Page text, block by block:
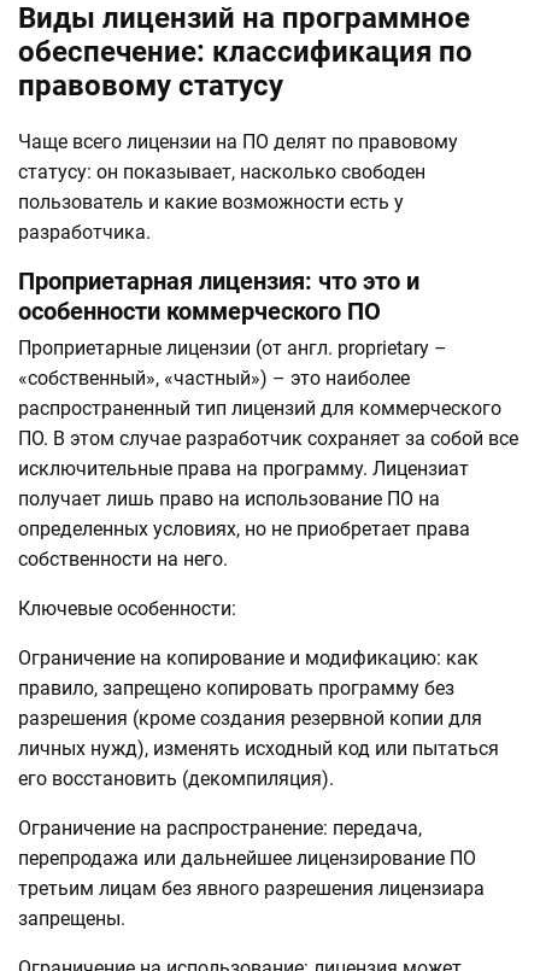
Виды лицензий на программное
обеспечение: классификация по
правовому статусу
Чаще всего лицензии на ПО делят по правовому
статусу: он показывает, насколько свободен
пользователь и какие возможности есть у
разработчика.
Проприетарная лицензия: что это и
особенности коммерческого ПО
Проприетарные лицензии (от англ. proprietary –
«собственный», «частный») – это наиболее
распространенный тип лицензий для коммерческого
ПО. В этом случае разработчик сохраняет за собой все
исключительные права на программу. Лицензиат
получает лишь право на использование ПО на
определенных условиях, но не приобретает права
собственности на него.
Ключевые особенности:
Ограничение на копирование и модификацию: как
правило, запрещено копировать программу без
разрешения (кроме создания резервной копии для
личных нужд), изменять исходный код или пытаться
его восстановить (декомпиляция).
Ограничение на распространение: передача,
перепродажа или дальнейшее лицензирование ПО
третьим лицам без явного разрешения лицензиара
запрещены.